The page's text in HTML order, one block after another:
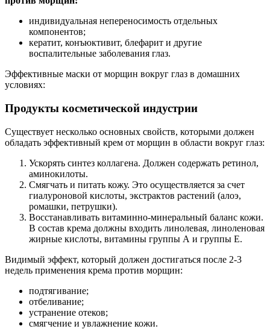
индивидуальная непереносимость отдельных
компонентов;
кератит, конъюктивит, блефарит и другие
воспалительные заболевания глаз.
Эффективные маски от морщин вокруг глаз в домашних
условиях:
Продукты косметической индустрии
Существует несколько основных свойств, которыми должен
обладать эффективный крем от морщин в области вокруг глаз:
Ускорять синтез коллагена. Должен содержать ретинол,
аминокилоты.
Смягчать и питать кожу. Это осуществляется за счет
гиалуроновой кислоты, экстрактов растений (алоэ,
ромашки, петрушки).
Восстанавливать витаминно-минеральный баланс кожи.
В состав крема должны входить линолевая, линоленовая
жирные кислоты, витамины группы А и группы Е.
Видимый эффект, который должен достигаться после 2-3
недель применения крема против морщин:
подтягивание;
отбеливание;
устранение отеков;
смягчение и увлажнение кожи.